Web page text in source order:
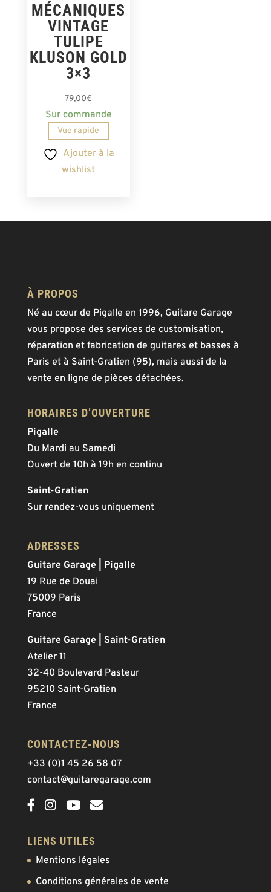
MÉCANIQUES
VINTAGE
TULIPE
KLUSON GOLD
3×3
79,00€
Sur commande
Vue rapide
Ajouter à la
wishlist
À PROPOS
Né au cœur de Pigalle en 1996, Guitare Garage
vous propose des services de customisation,
réparation et fabrication de guitares et basses à
Paris et à Saint-Gratien (95), mais aussi de la
vente en ligne de pièces détachées.
HORAIRES D’OUVERTURE
Pigalle
Du Mardi au Samedi
Ouvert de 10h à 19h en continu
Saint-Gratien
Sur rendez-vous uniquement
ADRESSES
Guitare Garage | Pigalle
19 Rue de Douai
75009 Paris
France
Guitare Garage | Saint-Gratien
Atelier 11
32-40 Boulevard Pasteur
95210 Saint-Gratien
France
CONTACTEZ-NOUS
+33 (0)1 45 26 58 07
contact@guitaregarage.com
LIENS UTILES
Mentions légales
Conditions générales de vente